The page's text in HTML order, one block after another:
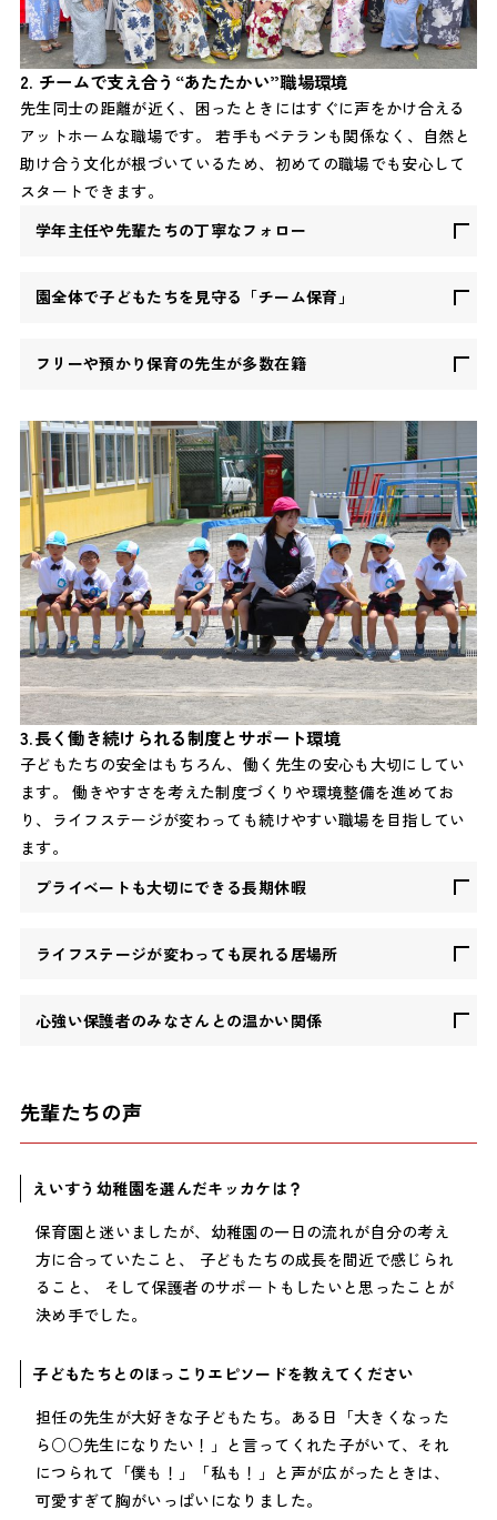
2. チームで支え合う“あたたかい”職場環境
先生同士の距離が近く、困ったときにはすぐに声をかけ合える
アットホームな職場です。 若手もベテランも関係なく、自然と
助け合う文化が根づいているため、初めての職場でも安心して
スタートできます。
学年主任や先輩たちの丁寧なフォロー
園全体で子どもたちを見守る「チーム保育」
フリーや預かり保育の先生が多数在籍
3.長く働き続けられる制度とサポート環境
子どもたちの安全はもちろん、働く先生の安心も大切にしてい
ます。 働きやすさを考えた制度づくりや環境整備を進めてお
り、ライフステージが変わっても続けやすい職場を目指してい
ます。
プライベートも大切にできる長期休暇
ライフステージが変わっても戻れる居場所
心強い保護者のみなさんとの温かい関係
先輩たちの声
えいすう幼稚園を選んだキッカケは？
保育園と迷いましたが、幼稚園の一日の流れが自分の考え
方に合っていたこと、 子どもたちの成長を間近で感じられ
ること、 そして保護者のサポートもしたいと思ったことが
決め手でした。
子どもたちとのほっこりエピソードを教えてください
担任の先生が大好きな子どもたち。ある日「大きくなった
ら○○先生になりたい！」と言ってくれた子がいて、それ
につられて「僕も！」「私も！」と声が広がったときは、
可愛すぎて胸がいっぱいになりました。